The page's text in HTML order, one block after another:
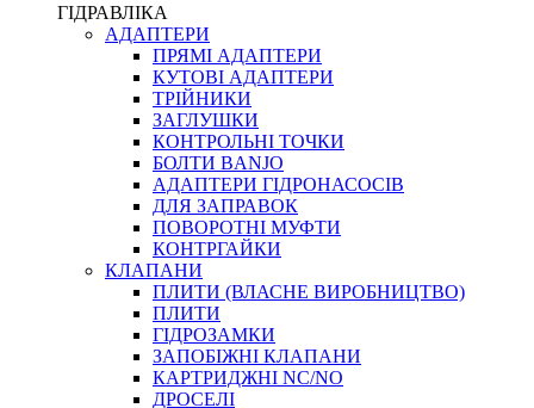
ФІТИНГИ ДІАГНОСТИЧНІ
АКСЕСУАРИ
ТРУБКИ ТА КОМПЛЕКТУЮЧІ
ФІТИНГИ ГІДРАВЛІЧНІ
ФІТИНГИ КОНДИЦІОНЕРНІ
ЗАХИСТ РУКАВІВ
ФІТИНГИ KARCHER
ФІТИНГИ НА ПІДЙОМ КАБІНИ
КОНЕКТОРИ
ХОМУТИ
ГІДРАВЛІКА
АДАПТЕРИ
ПРЯМІ АДАПТЕРИ
КУТОВІ АДАПТЕРИ
ТРІЙНИКИ
ЗАГЛУШКИ
КОНТРОЛЬНІ ТОЧКИ
БОЛТИ BANJO
АДАПТЕРИ ГІДРОНАСОСІВ
ДЛЯ ЗАПРАВОК
ПОВОРОТНІ МУФТИ
КОНТРГАЙКИ
КЛАПАНИ
ПЛИТИ (ВЛАСНЕ ВИРОБНИЦТВО)
ПЛИТИ
ГІДРОЗАМКИ
ЗАПОБІЖНІ КЛАПАНИ
КАРТРИДЖНІ NC/NO
ДРОСЕЛІ